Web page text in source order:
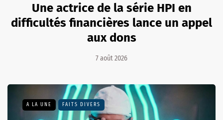
Une actrice de la série HPI en
difficultés financières lance un appel
aux dons
7 août 2026
A LA UNE FAITS DIVERS